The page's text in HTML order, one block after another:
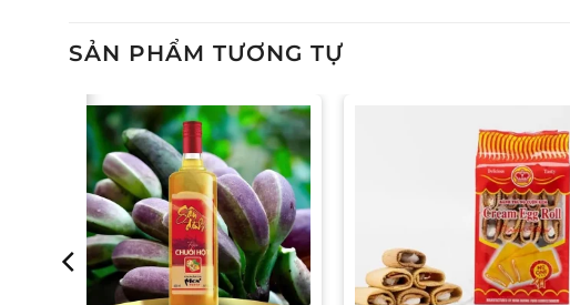
SẢN PHẨM TƯƠNG TỰ